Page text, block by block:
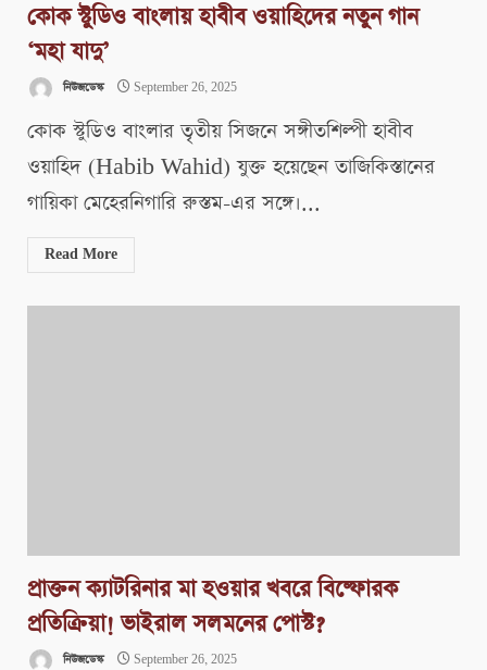
কোক স্টুডিও বাংলায় হাবীব ওয়াহিদের নতুন গান
‘মহা যাদু’
নিউজডেস্ক September 26, 2025
কোক স্টুডিও বাংলার তৃতীয় সিজনে সঙ্গীতশিল্পী হাবীব
ওয়াহিদ (Habib Wahid) যুক্ত হয়েছেন তাজিকিস্তানের
গায়িকা মেহেরনিগারি রুস্তম-এর সঙ্গে।...
Read More
প্রাক্তন ক্যাটরিনার মা হওয়ার খবরে বিষ্ফোরক
প্রতিক্রিয়া! ভাইরাল সলমনের পোস্ট?
নিউজডেস্ক September 26, 2025